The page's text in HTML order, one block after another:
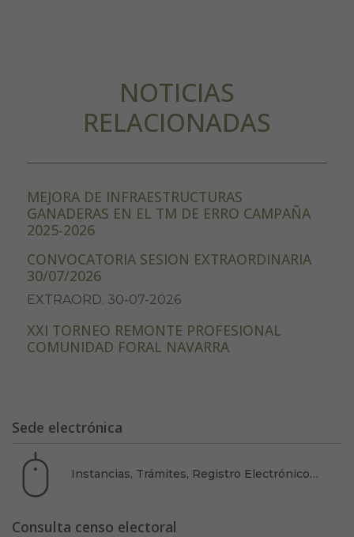
NOTICIAS
RELACIONADAS
MEJORA DE INFRAESTRUCTURAS
GANADERAS EN EL TM DE ERRO CAMPAÑA
2025-2026
CONVOCATORIA SESION EXTRAORDINARIA
30/07/2026
EXTRAORD. 30-07-2026
XXI TORNEO REMONTE PROFESIONAL
COMUNIDAD FORAL NAVARRA
Sede electrónica
Instancias, Trámites, Registro Electrónico…
Consulta censo electoral